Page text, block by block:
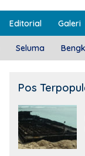
Editorial Galeri
Seluma
Pos